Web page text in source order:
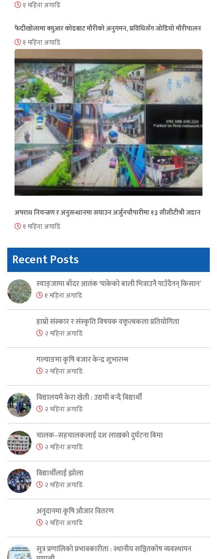
१ महिना अगाडि
फेदीखोलामा क्युआर कोडबाट मौरीको अनुगमन, प्रविधिसँग जोडियो मौरीपालन
१ महिना अगाडि
अपराध नियन्त्रण र अनुसन्धानमा सघाउन अर्जुनचौपारीमा १३ सीसीटीभी जडान
१ महिना अगाडि
Recent Posts
स्याङ्जामा बाँदर आतंक ‘पाकेको बाली भित्राउनै पाउँदैनन् किसान’
१ महिना अगाडि
हाम्रो संस्कार र संस्कृति विषयक वक्तृत्वकला प्रतियोगिता
२ महिना अगाडि
गल्याङमा कृषि बजार केन्द्र शुभारम्भ
२ महिना अगाडि
विद्यालयमै केरा खेती : उद्यमी बन्दै विद्यार्थी
२ महिना अगाडि
चालक–सहचालकलाई दश लाखको दुर्घटना बिमा
२ महिना अगाडि
विद्यार्थीलाई झोला
२ महिना अगाडि
अनुदानमा कृषि औजार वितरण
२ महिना अगाडि
सुत्र प्रणालिको प्रभावकारीता : स्थानीय सञ्चितकोष व्यवस्थापन